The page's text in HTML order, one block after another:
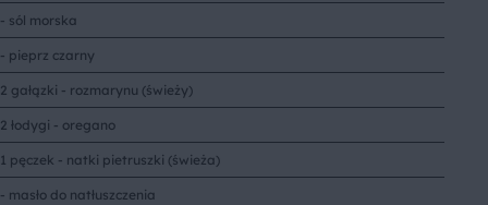
- sól morska
- pieprz czarny
2 gałązki - rozmarynu (świeży)
2 łodygi - oregano
1 pęczek - natki pietruszki (świeża)
- masło do natłuszczenia